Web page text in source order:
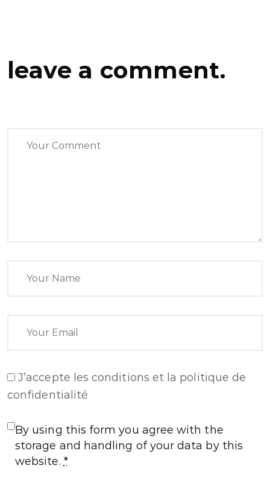
leave a comment.
J’accepte les conditions et la politique de
confidentialité
By using this form you agree with the
storage and handling of your data by this
website. *